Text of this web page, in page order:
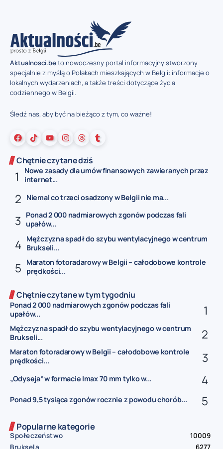
Aktualnosci.beto nowoczesny portal informacyjny stworzony
specjalnie z myślą o Polakach mieszkających w Belgii: informacje o
lokalnych wydarzeniach, a także treści dotyczące życia
codziennego w Belgii.
Śledź nas, aby być na bieżąco z tym, co ważne!
Chętnie czytane dziś
Nowe zasady dla umów finansowych zawieranych przez
internet...
Niemal co trzeci osadzony w Belgii nie ma...
Ponad 2 000 nadmiarowych zgonów podczas fali
upałów...
Mężczyzna spadł do szybu wentylacyjnego w centrum
Brukseli...
Maraton fotoradarowy w Belgii – całodobowe kontrole
prędkości...
Chętnie czytane w tym tygodniu
Ponad 2 000 nadmiarowych zgonów podczas fali
upałów...
Mężczyzna spadł do szybu wentylacyjnego w centrum
Brukseli...
Maraton fotoradarowy w Belgii – całodobowe kontrole
prędkości...
„Odyseja” w formacie Imax 70 mm tylko w...
Ponad 9,5 tysiąca zgonów rocznie z powodu chorób...
Popularne kategorie
Społeczeństwo
10009
Bruksela
6277